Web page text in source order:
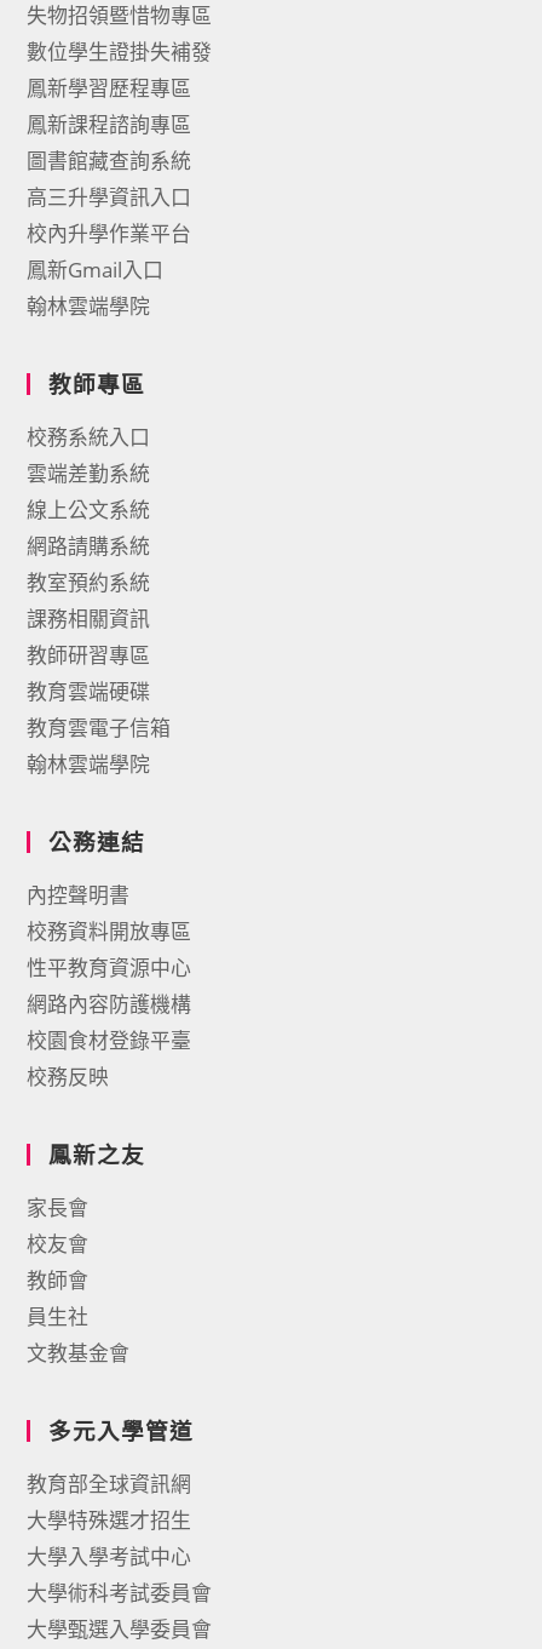
失物招領暨惜物專區
數位學生證掛失補發
鳳新學習歷程專區
鳳新課程諮詢專區
圖書館藏查詢系統
高三升學資訊入口
校內升學作業平台
鳳新Gmail入口
翰林雲端學院
教師專區
校務系統入口
雲端差勤系統
線上公文系統
網路請購系統
教室預約系統
課務相關資訊
教師研習專區
教育雲端硬碟
教育雲電子信箱
翰林雲端學院
公務連結
內控聲明書
校務資料開放專區
性平教育資源中心
網路內容防護機構
校園食材登錄平臺
校務反映
鳳新之友
家長會
校友會
教師會
員生社
文教基金會
多元入學管道
教育部全球資訊網
大學特殊選才招生
大學入學考試中心
大學術科考試委員會
大學甄選入學委員會